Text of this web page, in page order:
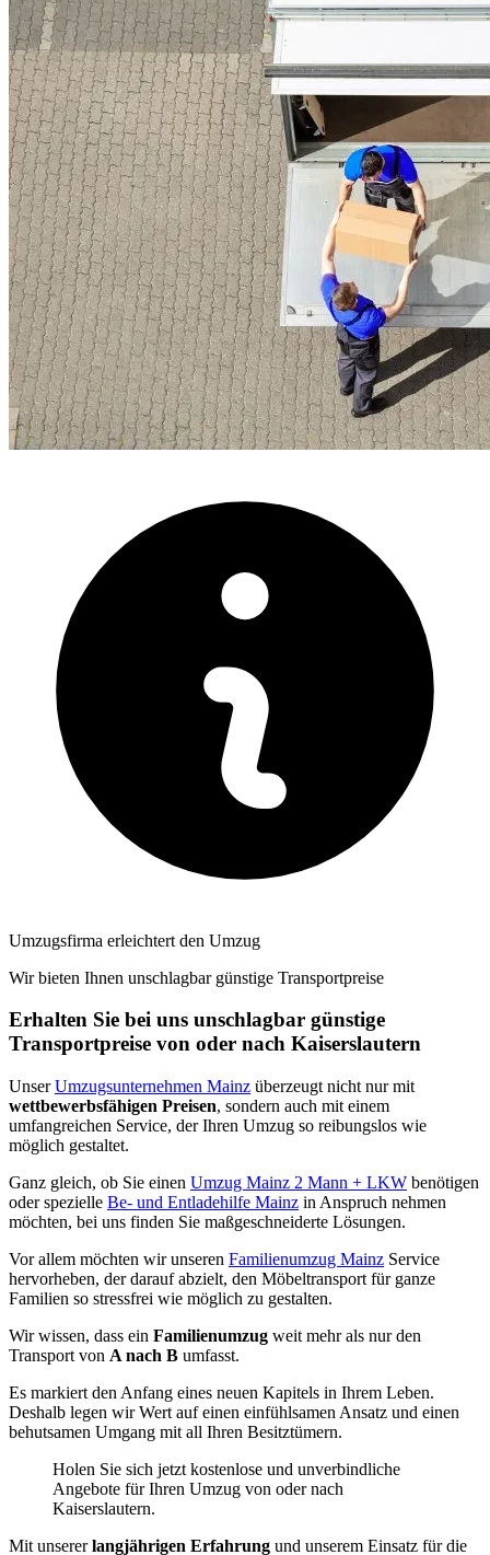
Umzugsfirma erleichtert den Umzug
Wir bieten Ihnen unschlagbar günstige Transportpreise
Erhalten Sie bei uns unschlagbar günstige
Transportpreise von oder nach Kaiserslautern
UnserUmzugsunternehmen Mainz überzeugt nicht nur mit
wettbewerbsfähigen Preisen, sondern auch mit einem
umfangreichen Service, der Ihren Umzug so reibungslos wie
möglich gestaltet.
Ganz gleich, ob Sie einen Umzug Mainz 2 Mann + LKW benötigen
oder spezielle Be- und Entladehilfe Mainz in Anspruch nehmen
möchten, bei uns finden Sie maßgeschneiderte Lösungen.
Vor allem möchten wir unseren Familienumzug Mainz Service
hervorheben, der darauf abzielt, den Möbeltransport für ganze
Familien so stressfrei wie möglich zu gestalten.
Wir wissen, dass ein Familienumzug weit mehr als nur den
Transport von A nach B umfasst.
Es markiert den Anfang eines neuen Kapitels in Ihrem Leben.
Deshalb legen wir Wert auf einen einfühlsamen Ansatz und einen
behutsamen Umgang mit all Ihren Besitztümern.
Holen Sie sich jetzt kostenlose und unverbindliche
Angebote für Ihren Umzug von oder nach
Kaiserslautern.
Mit unsererlangjährigen Erfahrung und unserem Einsatz für die